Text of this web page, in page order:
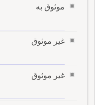
موثوق به
غير موثوق
غير موثوق